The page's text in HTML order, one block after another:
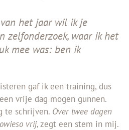
het jaar wil ik je
zelfonderzoek, waar ik het
mee was: ben ik
gaf ik een training, dus
vrije dag mogen gunnen.
te schrijven. Over twee dagen
vrij, zegt een stem in mij.